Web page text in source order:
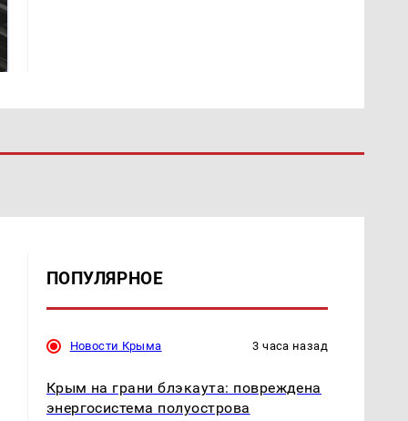
ПОПУЛЯРНОЕ
Новости Крыма 3 часа назад
Крым на грани блэкаута: повреждена
энергосистема полуострова